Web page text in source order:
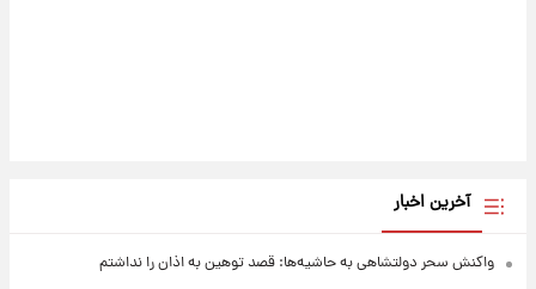
آخرین اخبار
واکنش سحر دولتشاهی به حاشیه‌ها: قصد توهین به اذان را نداشتم